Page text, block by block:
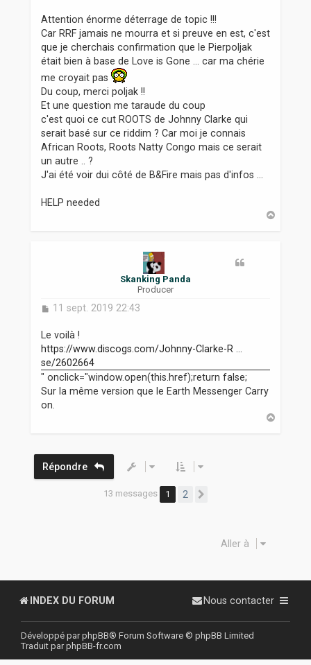
s
a
g
e
Attention énorme déterrage de topic !!!
Car RRF jamais ne mourra et si preuve en est, c'est
que je cherchais confirmation que le Pierpoljak
était bien à base de Love is Gone ... car ma chérie
me croyait pas
Du coup, merci poljak !!
Et une question me taraude du coup
c'est quoi ce cut ROOTS de Johnny Clarke qui
serait basé sur ce riddim ? Car moi je connais
African Roots, Roots Natty Congo mais ce serait
un autre .. ?
J'ai été voir dui côté de B&Fire mais pas d'infos ...
HELP needed
Skanking Panda
Producer
M
s
a
g
e
11 sept. 2019 22:43
Le voilà !
https://www.discogs.com/Johnny-Clarke-R ...
se/2602664
" onclick="window.open(this.href);return false;
Sur la même version que le Earth Messenger Carry
on.
Répondre
13 messages 1 2
Aller à
INDEX DU FORUM Nous contacter
Développé parphpBB® Forum Software © phpBB Limited
Traduit parphpBB-fr.com